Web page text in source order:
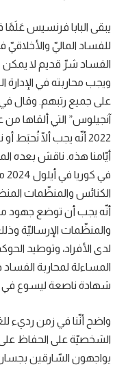
يبقى البابا فرنسيس
للفساد الماليّ والأخلاقيّ
الفساد شرّ قديم لا
ويجب محاربته في الإدارة
على جميع رتبهم. وقال في
2022 أنّه يجب ألّا
أيّامنا هذه. ناقش بعده
الكنائس والمنظّمات
أنّه يجب أن توضع جهود
والمنظّمات الإرساليّة
لدى الأفراد، وتوطيد
المساءلة لمحاربة
شهادة ناصعة ليسوع في
واضح أنّنا في زمن رديء
الشخصيّة على الحفاظ
يواجهون السّارقين